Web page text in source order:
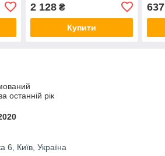
3000K - 6000K
2 128₴
Купити
637
останній рік
6, Київ, Україна